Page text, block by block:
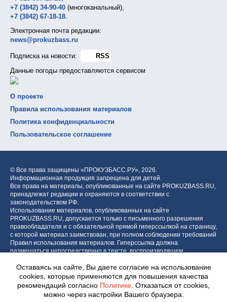
+7 (3842) 34-90-40 (многоканальный),
+7 (3842) 67-18-18.
Электронная почта редакции:
news@prokuzbass.ru
Подписка на новости:
RSS
Данные погоды предоставляются сервисом
О проекте
Правила использования материалов
Политика конфиденциальности
Пользовательское соглашение
© Все права защищены «ПРОКУЗБАСС.РУ», 2026.
Информационная продукция запрещена для детей.
Все права на материалы, опубликованные на сайте PROKUZBASS.RU,
принадлежат редакции и охраняются в соответствии с
законодательством РФ.
Использование материалов, опубликованных на сайте
PROKUZBASS.RU, допускается только с письменного разрешения
правообладателя и с обязательной прямой гиперссылкой на страницу,
с которой материал заимствован, при полном соблюдении требований
Правил использования материалов. Гиперссылка должна
размещаться непосредственно в тексте, воспроизводящем
блока.
Оставаясь на сайте, Вы даете согласие на использование
cookies, которые применяются для повышения качества
рекомендаций согласно Политике . Отказаться от cookies,
можно через настройки Вашего браузера.